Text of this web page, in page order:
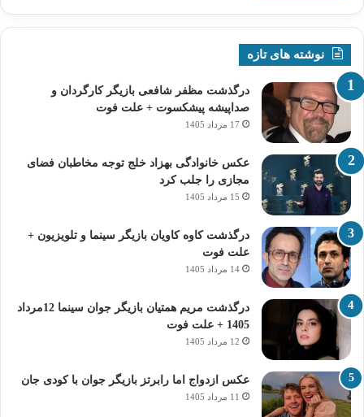
نوشته های تازه
درگذشت مظفر شافعی بازیگر کارگردان و
صداپیشه پیشکسوت + علت فوت
17 مرداد 1405
عکس خانوادگی بهزاد خلج توجه مخاطبان فضای
مجازی را جلب کرد
15 مرداد 1405
درگذشت کاوه کاویان بازیگر سینما و تلویزیون +
علت فوت
14 مرداد 1405
درگذشت مریم همتیان بازیگر جوان سینما 12مرداد
1405 + علت فوت
12 مرداد 1405
عکس ازدواج اما رابرتز بازیگر جوان با کودی جان
11 مرداد 1405